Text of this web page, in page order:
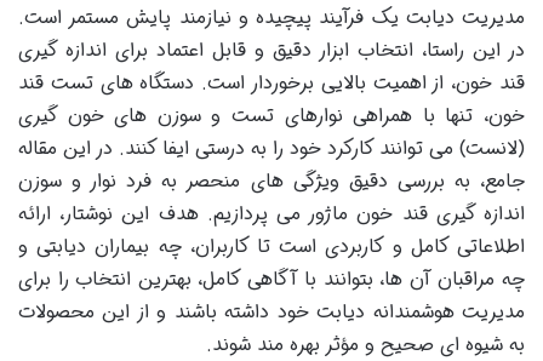
مدیریت دیابت یک فرآیند پیچیده و نیازمند پایش مستمر است.
در این راستا، انتخاب ابزار دقیق و قابل اعتماد برای اندازه گیری
قند خون، از اهمیت بالایی برخوردار است. دستگاه های تست قند
خون، تنها با همراهی نوارهای تست و سوزن های خون گیری
(لانست) می توانند کارکرد خود را به درستی ایفا کنند. در این مقاله
جامع، به بررسی دقیق ویژگی های منحصر به فرد نوار و سوزن
اندازه گیری قند خون ماژور می پردازیم. هدف این نوشتار، ارائه
اطلاعاتی کامل و کاربردی است تا کاربران، چه بیماران دیابتی و
چه مراقبان آن ها، بتوانند با آگاهی کامل، بهترین انتخاب را برای
مدیریت هوشمندانه دیابت خود داشته باشند و از این محصولات
به شیوه ای صحیح و مؤثر بهره مند شوند.